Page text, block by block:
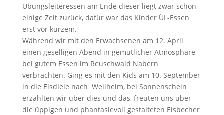
Übungsleiteressen am Ende dieser liegt zwar schon
einige Zeit zurück, dafür war das Kinder ÜL-Essen
erst vor kurzem.
Während wir mit den Erwachsenen am 12. April
einen geselligen Abend in gemütlicher Atmosphäre
bei gutem Essen im Reuschwald Nabern
verbrachten. Ging es mit den Kids am 10. September
in die Eisdiele nach Weilheim, bei Sonnenschein
erzählten wir über dies und das, freuten uns über
die üppigen und phantasievoll gestalteten Eisbecher